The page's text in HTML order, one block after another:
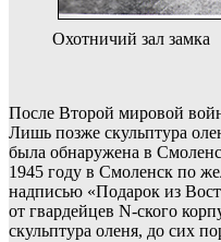
Охотничий зал замка
После Второй мировой
Лишь позже скульптура
была обнаружена в
1945 году в Смоленск по
надписью «Подарок из
от гвардейцев N-ского
скульптура оленя, до сих